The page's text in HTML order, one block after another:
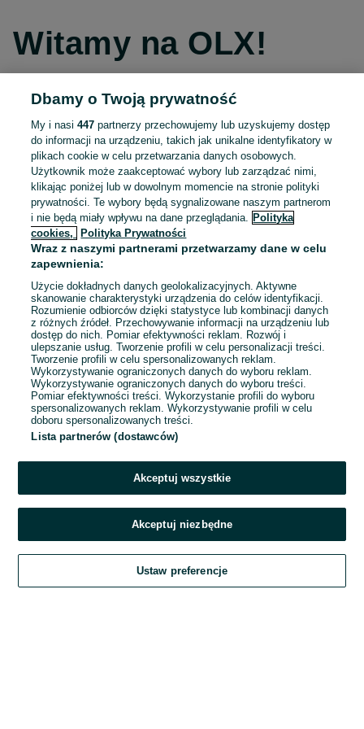
Witamy na OLX!
Kontynuuj przez Facebooka
Kontynuuj przez konto Apple
Kontynuuj przez konto Google
LUB
E-mail
Hasło
Zaloguj się
Kontynuując za pośrednictwem jednego z dostawców wskazanych powyżej,
OLX.pl w jego aktualnym brzmieniu.
Dbamy o Twoją prywatność
My i nasi447 partnerzy przechowujemy lub uzyskujemy dostęp
do informacji na urządzeniu, takich jak unikalne identyfikatory w
plikach cookie w celu przetwarzania danych osobowych.
Użytkownik może zaakceptować wybory lub zarządzać nimi,
klikając poniżej lub w dowolnym momencie na stronie polityki
prywatności. Te wybory będą sygnalizowane naszym partnerom
i nie będą miały wpływu na dane przeglądania.
Polityka
cookies,
Polityka Prywatności
Wraz z naszymi partnerami przetwarzamy dane w celu
zapewnienia:
Użycie dokładnych danych geolokalizacyjnych. Aktywne
skanowanie charakterystyki urządzenia do celów identyfikacji.
Rozumienie odbiorców dzięki statystyce lub kombinacji danych
z różnych źródeł. Przechowywanie informacji na urządzeniu lub
dostęp do nich. Pomiar efektywności reklam. Rozwój i
ulepszanie usług. Tworzenie profili w celu personalizacji treści.
Tworzenie profili w celu spersonalizowanych reklam.
Wykorzystywanie ograniczonych danych do wyboru reklam.
Wykorzystywanie ograniczonych danych do wyboru treści.
Pomiar efektywności treści. Wykorzystanie profili do wyboru
spersonalizowanych reklam. Wykorzystywanie profili w celu
doboru spersonalizowanych treści.
Lista partnerów (dostawców)
Akceptuj wszystkie
Akceptuj niezbędne
Ustaw preferencje